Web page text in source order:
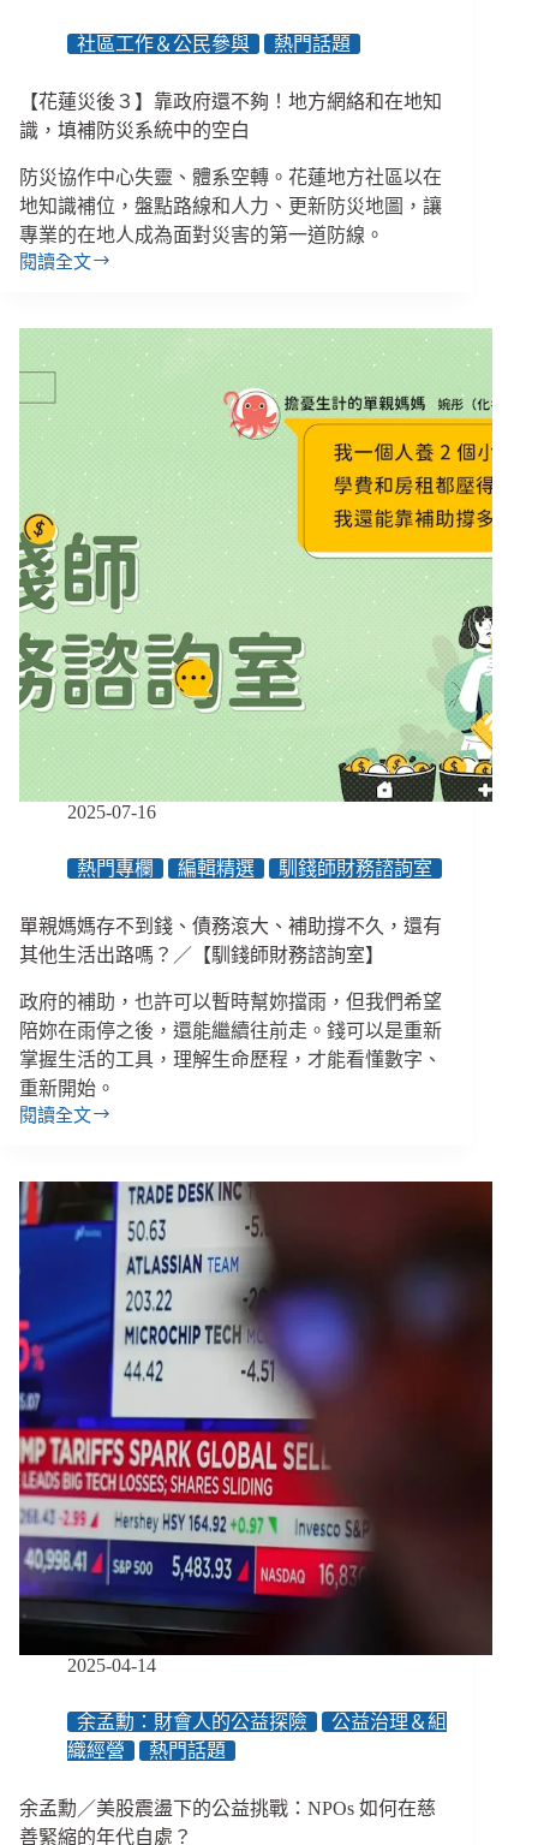
防
詐
不
容
緩
社區工作＆公民參與 熱門話題
【花蓮災後３】靠政府還不夠！地方網絡和在地知
識，填補防災系統中的空白
防災協作中心失靈、體系空轉。花蓮地方社區以在
地知識補位，盤點路線和人力、更新防災地圖，讓
專業的在地人成為面對災害的第一道防線。
閱讀全文
【花
３】
靠
夠！
地
方
網
和
在
地
識，
補
中
的
白
2025-07-16
熱門專欄 編輯精選 馴錢師財務諮詢室
單親媽媽存不到錢、債務滾大、補助撐不久，還有
其他生活出路嗎？／【馴錢師財務諮詢室】
政府的補助，也許可以暫時幫妳擋雨，但我們希望
陪妳在雨停之後，還能繼續往前走。錢可以是重新
掌握生活的工具，理解生命歷程，才能看懂數字、
重新開始。
閱讀全文
單
媽
存
到
債
務
滾
大、
補
助
撐
不
久，
還
有
生
【馴
錢
2025-04-14
余孟勳：財會人的公益探險
公益治理＆組
織經營
熱門話題
余孟勳／美股震盪下的公益挑戰：NPOs 如何在慈
善緊縮的年代自處？